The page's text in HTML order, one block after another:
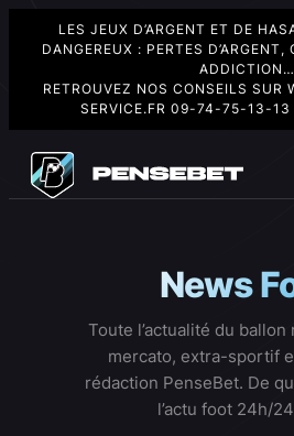
LES JEUX D’ARGENT ET DE
DANGEREUX : PERTES
ADDICTION…
RETROUVEZ NOS CONSEILS SUR
SERVICE.FR 09-74-75-13-13
contenu
News
Toute l’actualité du
mercato, extra-sportif
rédaction PenseBet. De
l’actu foot 24h/